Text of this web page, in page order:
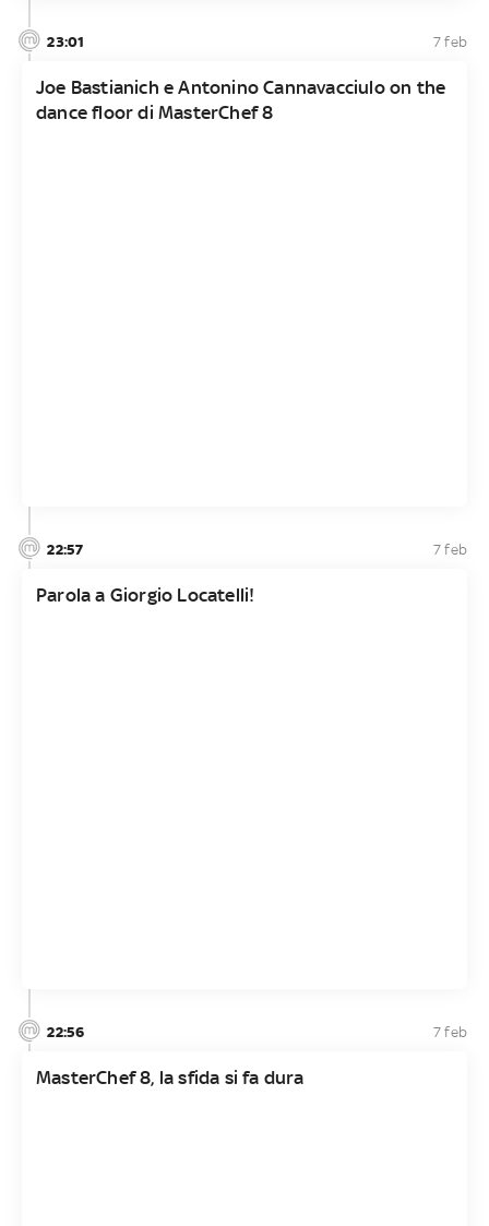
23:01 7 feb
Joe Bastianich e Antonino Cannavacciulo on the
dance floor di MasterChef 8
22:57 7 feb
Parola a Giorgio Locatelli!
22:56 7 feb
MasterChef 8, la sfida si fa dura